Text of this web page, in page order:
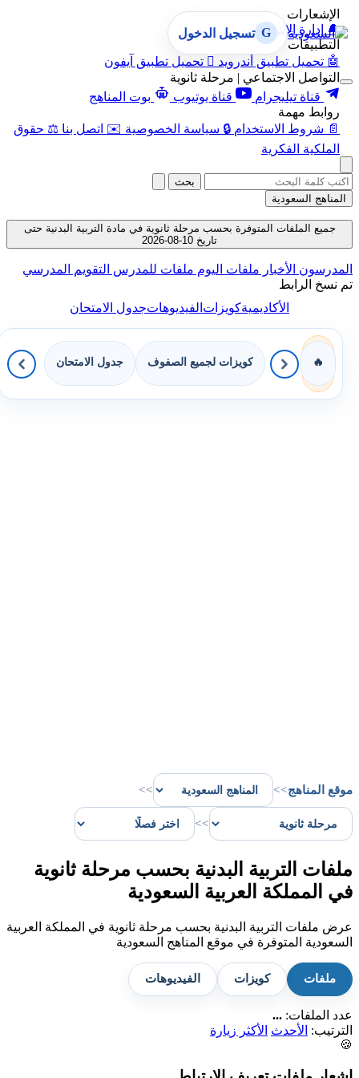
الإشعارات
🔔 إدارة الإشعارات
التطبيقات
🤖 تحميل تطبيق أندرويد  تحميل تطبيق آيفون
التواصل الاجتماعي | مرحلة ثانوية
قناة تيليجرام
قناة يوتيوب
بوت المناهج
روابط مهمة
📄 شروط الاستخدام 🔒 سياسة الخصوصية ✉️ اتصل بنا ⚖️ حقوق
الملكية الفكرية
G تسجيل الدخول
بحث
المناهج السعودية
جميع الملفات المتوفرة بحسب مرحلة ثانوية في مادة التربية البدنية حتى
تاريخ 10-08-2026
المدرسون الأخبار ملفات اليوم ملفات للمدرس التقويم المدرسي
تم نسخ الرابط
الأكاديميةكويزاتالفيديوهاتجدول الامتحان
🔥 كويزات لجميع الصفوف جدول الامتحان
موقع المناهج>>
>>
>>
ملفات التربية البدنية بحسب مرحلة ثانوية
في المملكة العربية السعودية
عرض ملفات التربية البدنية بحسب مرحلة ثانوية في المملكة العربية
السعودية المتوفرة في موقع المناهج السعودية
ملفات كويزات الفيديوهات
عدد الملفات: ...
الترتيب:
الأحدث
الأكثر زيارة
🍪